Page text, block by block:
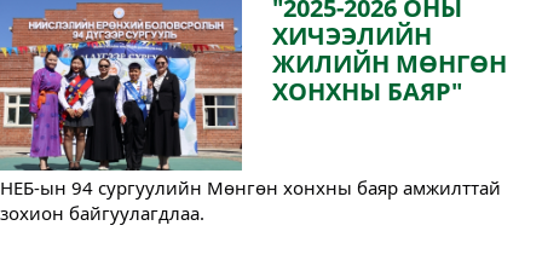
"2025-2026 ОНЫ
ХИЧЭЭЛИЙН
ЖИЛИЙН МӨНГӨН
ХОНХНЫ БАЯР"
НЕБ-ын 94 сургуулийн Мөнгөн хонхны баяр амжилттай
зохион байгуулагдлаа.